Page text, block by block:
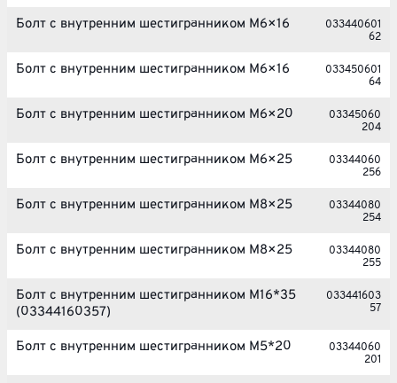
Болт с внутренним шестигранником M6×16
033440601
62
Болт с внутренним шестигранником M6×16
033450601
64
Болт с внутренним шестигранником M6×20
03345060
204
Болт с внутренним шестигранником M6×25
03344060
256
Болт с внутренним шестигранником M8×25
03344080
254
Болт с внутренним шестигранником M8×25
03344080
255
Болт с внутренним шестигранником М16*35
(03344160357)
033441603
57
Болт с внутренним шестигранником М5*20
03344060
201